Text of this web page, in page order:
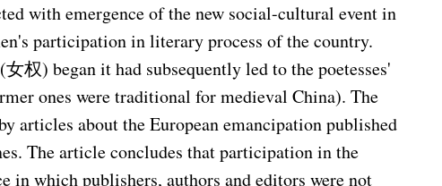
with emergence of the new social-cultural event in
participation in literary process of the country.
权) began it had subsequently led to the poetesses'
ones were traditional for medieval China). The
articles about the European emancipation published
The article concludes that participation in the
in which publishers, authors and editors were not